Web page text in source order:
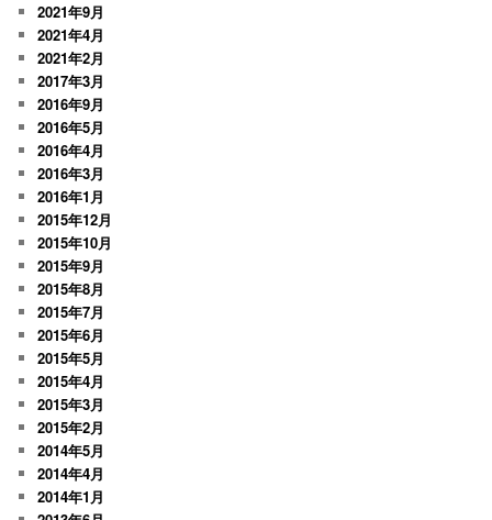
2021年9月
2021年4月
2021年2月
2017年3月
2016年9月
2016年5月
2016年4月
2016年3月
2016年1月
2015年12月
2015年10月
2015年9月
2015年8月
2015年7月
2015年6月
2015年5月
2015年4月
2015年3月
2015年2月
2014年5月
2014年4月
2014年1月